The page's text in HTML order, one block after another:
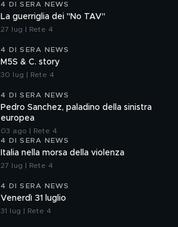
4 DI SERA NEWS
La guerriglia dei "No TAV"
27 lug | Rete 4
4 DI SERA NEWS
M5S & C. story
30 lug | Rete 4
4 DI SERA NEWS
Pedro Sanchez, paladino della sinistra
europea
03 ago | Rete 4
4 DI SERA NEWS
Italia nella morsa della violenza
27 lug | Rete 4
4 DI SERA NEWS
Venerdì 31 luglio
31 lug | Rete 4